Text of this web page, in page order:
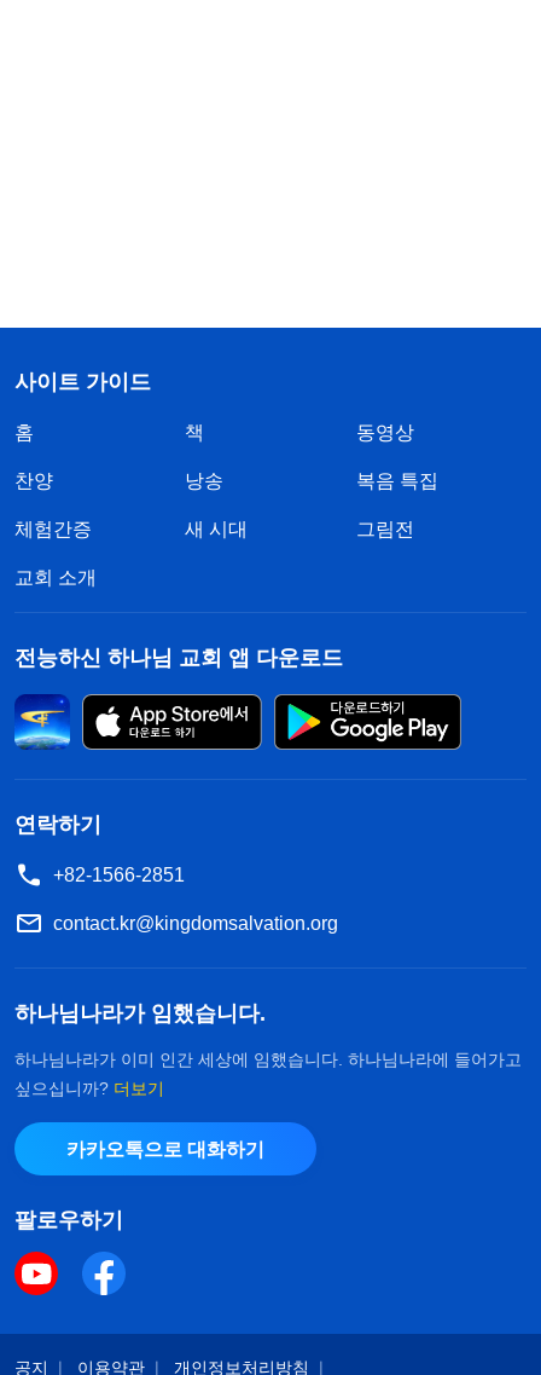
사이트 가이드
홈 책 동영상
찬양 낭송 복음 특집
체험간증 새 시대 그림전
교회 소개
전능하신 하나님 교회 앱 다운로드
연락하기
+82-1566-2851
contact.kr@kingdomsalvation.org
하나님나라가 임했습니다.
하나님나라가 이미 인간 세상에 임했습니다. 하나님나라에 들어가고
싶으십니까? 더보기
카카오톡으로 대화하기
팔로우하기
공지 이용약관 개인정보처리방침